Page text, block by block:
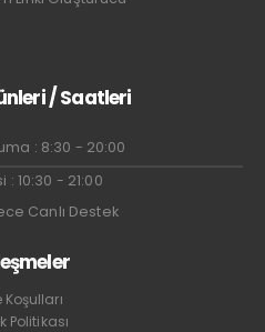
/ Saatleri
: 8:30 - 20:00
10:30 - 21:00
Canlı Destek
Politikası